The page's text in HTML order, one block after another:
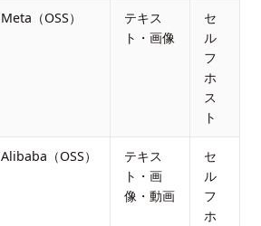
Meta（OSS）
テキス
ト・画像
セ
ル
フ
ホ
ス
ト
Alibaba（OSS）
テキス
ト・画
像・動画
セ
ル
フ
ホ